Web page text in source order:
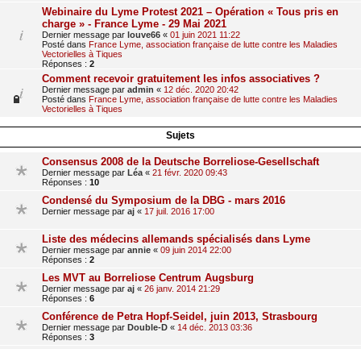
Webinaire du Lyme Protest 2021 – Opération « Tous pris en
charge » - France Lyme - 29 Mai 2021
Dernier message par louve66 « 01 juin 2021 11:22
Posté dans France Lyme, association française de lutte contre les Maladies
Vectorielles à Tiques
Réponses : 2
Comment recevoir gratuitement les infos associatives ?
Dernier message par admin « 12 déc. 2020 20:42
Posté dans France Lyme, association française de lutte contre les Maladies
Vectorielles à Tiques
Sujets
Consensus 2008 de la Deutsche Borreliose-Gesellschaft
Dernier message par Léa « 21 févr. 2020 09:43
Réponses : 10
Condensé du Symposium de la DBG - mars 2016
Dernier message par aj « 17 juil. 2016 17:00
Liste des médecins allemands spécialisés dans Lyme
Dernier message par annie « 09 juin 2014 22:00
Réponses : 2
Les MVT au Borreliose Centrum Augsburg
Dernier message par aj « 26 janv. 2014 21:29
Réponses : 6
Conférence de Petra Hopf-Seidel, juin 2013, Strasbourg
Dernier message par Double-D « 14 déc. 2013 03:36
Réponses : 3